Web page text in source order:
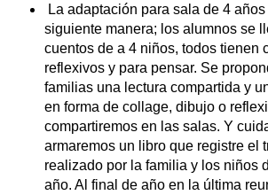
La adaptación para sala de 4
siguiente manera; los alumnos se
cuentos de a 4 niños, todos tienen
reflexivos y para pensar. Se
familias una lectura compartida y
en forma de collage, dibujo o
compartiremos en las salas. Y
armaremos un libro que registre el
realizado por la familia y los niños
año. Al final de año en la última